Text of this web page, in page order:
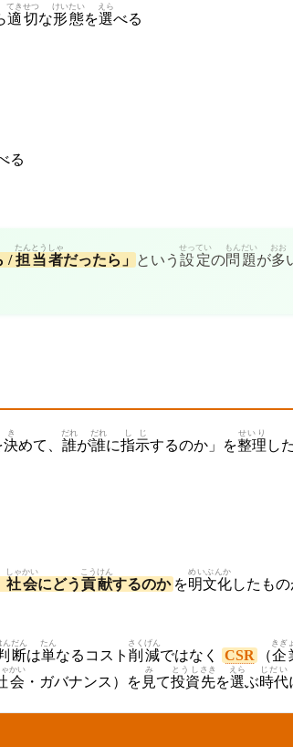
適切
てきせつ
な形態
けいたい
を選
えら
べる
る
/担当
たんとう
者
しゃ
だったら」 という 設定
せってい
の問題
もんだい
が多
おお
決
き
めて、 誰
だれ
が誰
だれ
に指示
しじ
するのか」を整理
せいり
し
社会
しゃかい
にどう貢献
こうけん
するのか を明文化
めいぶんか
したも
断
んだん
は単
たん
なるコスト 削減
さくげん
ではなく CSR （企
きぎ
会
ゃかい
・ガバナンス）を 見
み
て投資
とうし
先
さき
を選
えら
ぶ時代
じだい